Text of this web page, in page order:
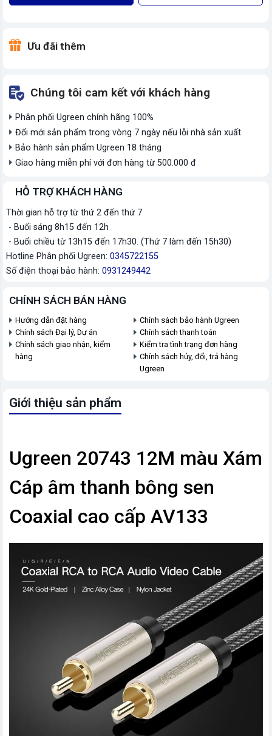
Ưu đãi thêm
Chúng tôi cam kết với khách hàng
Phân phối Ugreen chính hãng 100%
Đổi mới sản phẩm trong vòng 7 ngày nếu lỗi nhà sản xuất
Bảo hành sản phẩm Ugreen 18 tháng
Giao hàng miễn phí với đơn hàng từ 500.000 đ
HỖ TRỢ KHÁCH HÀNG
Thời gian hỗ trợ từ thứ 2 đến thứ 7
- Buổi sáng 8h15 đến 12h
- Buổi chiều từ 13h15 đến 17h30. (Thứ 7 làm đến 15h30)
Hotline Phân phối Ugreen: 0345722155
Số điện thoại bảo hành: 0931249442
CHÍNH SÁCH BÁN HÀNG
Hướng dẫn đặt hàng
Chính sách bảo hành Ugreen
Chính sách Đại lý, Dự án
Chính sách thanh toán
Chính sách giao nhận, kiểm
hàng
Kiểm tra tình trạng đơn hàng
Chính sách hủy, đổi, trả hàng
Ugreen
Giới thiệu sản phẩm
Ugreen 20743 12M màu Xám
Cáp âm thanh bông sen
Coaxial cao cấp AV133